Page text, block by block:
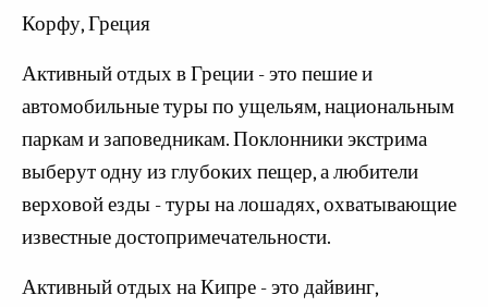
Корфу, Греция
Активный отдых в Греции - это пешие и
автомобильные туры по ущельям, национальным
паркам и заповедникам. Поклонники экстрима
выберут одну из глубоких пещер, а любители
верховой езды - туры на лошадях, охватывающие
известные достопримечательности.
Активный отдых на Кипре - это дайвинг,